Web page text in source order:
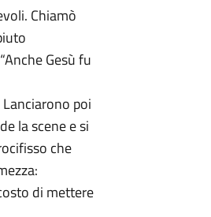
Chiamò
Gesù fu
poi
la scene e si
che
di mettere